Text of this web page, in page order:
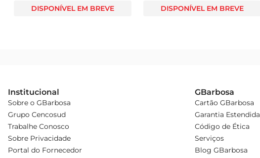
DISPONÍVEL EM BREVE DISPONÍVEL EM BREVE
Institucional
Sobre o GBarbosa
Grupo Cencosud
Trabalhe Conosco
Sobre Privacidade
Portal do Fornecedor
GBarbosa
Cartão GBarbosa
Garantia Estendida
Código de Ética
Serviços
Blog GBarbosa